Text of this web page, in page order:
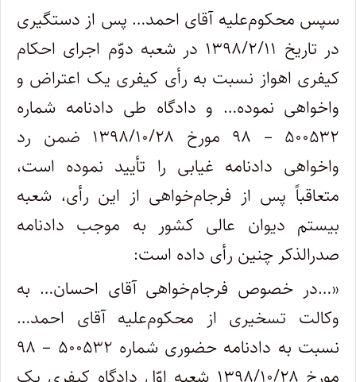
سپس محکوم‌علیه آقای احمد… پس از دستگیری
در تاریخ ۱۳۹۸/۲/۱۱ در شعبه دوّم اجرای احکام
کیفری اهواز نسبت به رأی کیفری یک اعتراض و
واخواهی نموده… و دادگاه طی دادنامه شماره
۵۰۰۵۳۲ – ۹۸ مورخ ۱۳۹۸/۱۰/۲۸ ضمن رد
واخواهی دادنامه غیابی را تأیید نموده است،
متعاقباً پس از فرجام‌خواهی از این رأی، شعبه
بیستم دیوان عالی کشور به موجب دادنامه
صدرالذکر چنین رأی داده است:
«…در خصوص فرجام‌خواهی آقای احسان… به
وکالت تسخیری از محکوم‌علیه آقای احمد…
نسبت به دادنامه حضوری شماره ۵۰۰۵۳۲ – ۹۸